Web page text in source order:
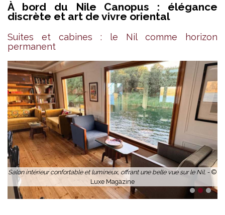
À bord du Nile Canopus : élégance
discrète et art de vivre oriental
Suites et cabines : le Nil comme horizon
permanent
Salon intérieur confortable et lumineux, offrant une belle vue sur le Nil. - ©
Luxe Magazine
1 2 3